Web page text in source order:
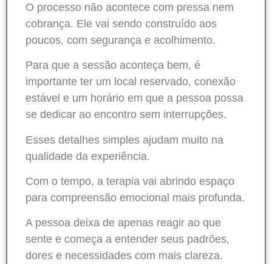
O processo não acontece com pressa nem
cobrança. Ele vai sendo construído aos
poucos, com segurança e acolhimento.
Para que a sessão aconteça bem, é
importante ter um local reservado, conexão
estável e um horário em que a pessoa possa
se dedicar ao encontro sem interrupções.
Esses detalhes simples ajudam muito na
qualidade da experiência.
Com o tempo, a terapia vai abrindo espaço
para compreensão emocional mais profunda.
A pessoa deixa de apenas reagir ao que
sente e começa a entender seus padrões,
dores e necessidades com mais clareza.